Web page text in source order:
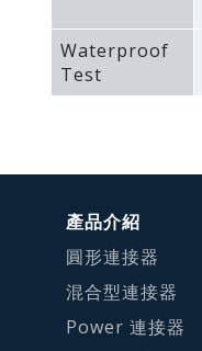
Waterproof
Test
產品介紹
圓形連接器
混合型連接器
Power 連接器